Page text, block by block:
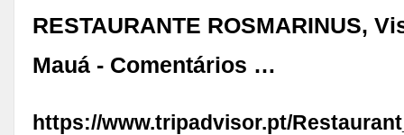
RESTAURANTE ROSMARINUS,
Mauá - Comentários …
https://www.tripadvisor.pt/